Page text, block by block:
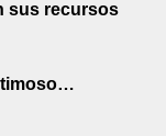
sus recursos